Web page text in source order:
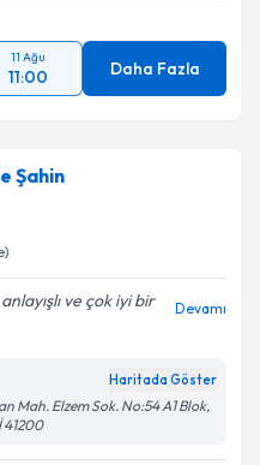
11 Ağu
11:00 Daha Fazla
Şahin
ve çok iyi bir
Devamı
Haritada Göster
Mah. Elzem Sok. No:54 A1 Blok,
41200